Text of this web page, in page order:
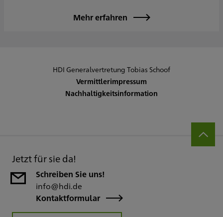
Mehr erfahren
HDI Generalvertretung Tobias Schoof
Vermittlerimpressum
Nachhaltigkeitsinformation
Jetzt für sie da!
Schreiben Sie uns!
info@hdi.de
Kontaktformular